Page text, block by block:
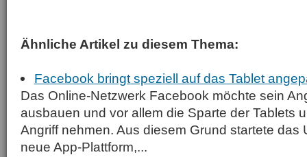
Ähnliche Artikel zu diesem Thema:
Facebook bringt speziell auf das Tablet
Das Online-Netzwerk Facebook möchte sein
ausbauen und vor allem die Sparte der Tablets
Angriff nehmen. Aus diesem Grund startete das
neue App-Plattform,...